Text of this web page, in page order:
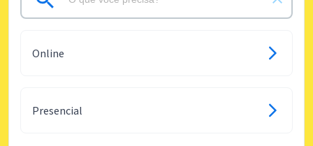
Online
Presencial